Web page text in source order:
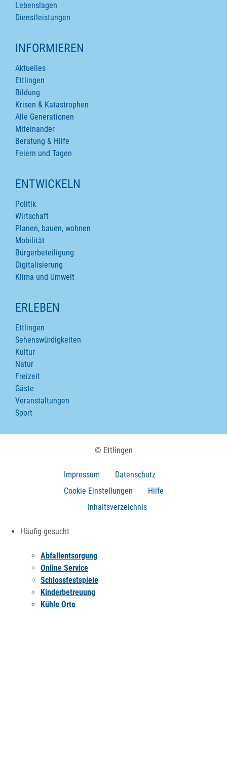
Lebenslagen
Dienstleistungen
INFORMIEREN
Aktuelles
Ettlingen
Bildung
Krisen & Katastrophen
Alle Generationen
Miteinander
Beratung & Hilfe
Feiern und Tagen
ENTWICKELN
Politik
Wirtschaft
Planen, bauen, wohnen
Mobilität
Bürgerbeteiligung
Digitalisierung
Klima und Umwelt
ERLEBEN
Ettlingen
Sehenswürdigkeiten
Kultur
Natur
Freizeit
Gäste
Veranstaltungen
Sport
© Ettlingen
Impressum
Datenschutz
Cookie Einstellungen
Hilfe
Inhaltsverzeichnis
Häufig gesucht
Abfallentsorgung
Online Service
Schlossfestspiele
Kinderbetreuung
Kühle Orte